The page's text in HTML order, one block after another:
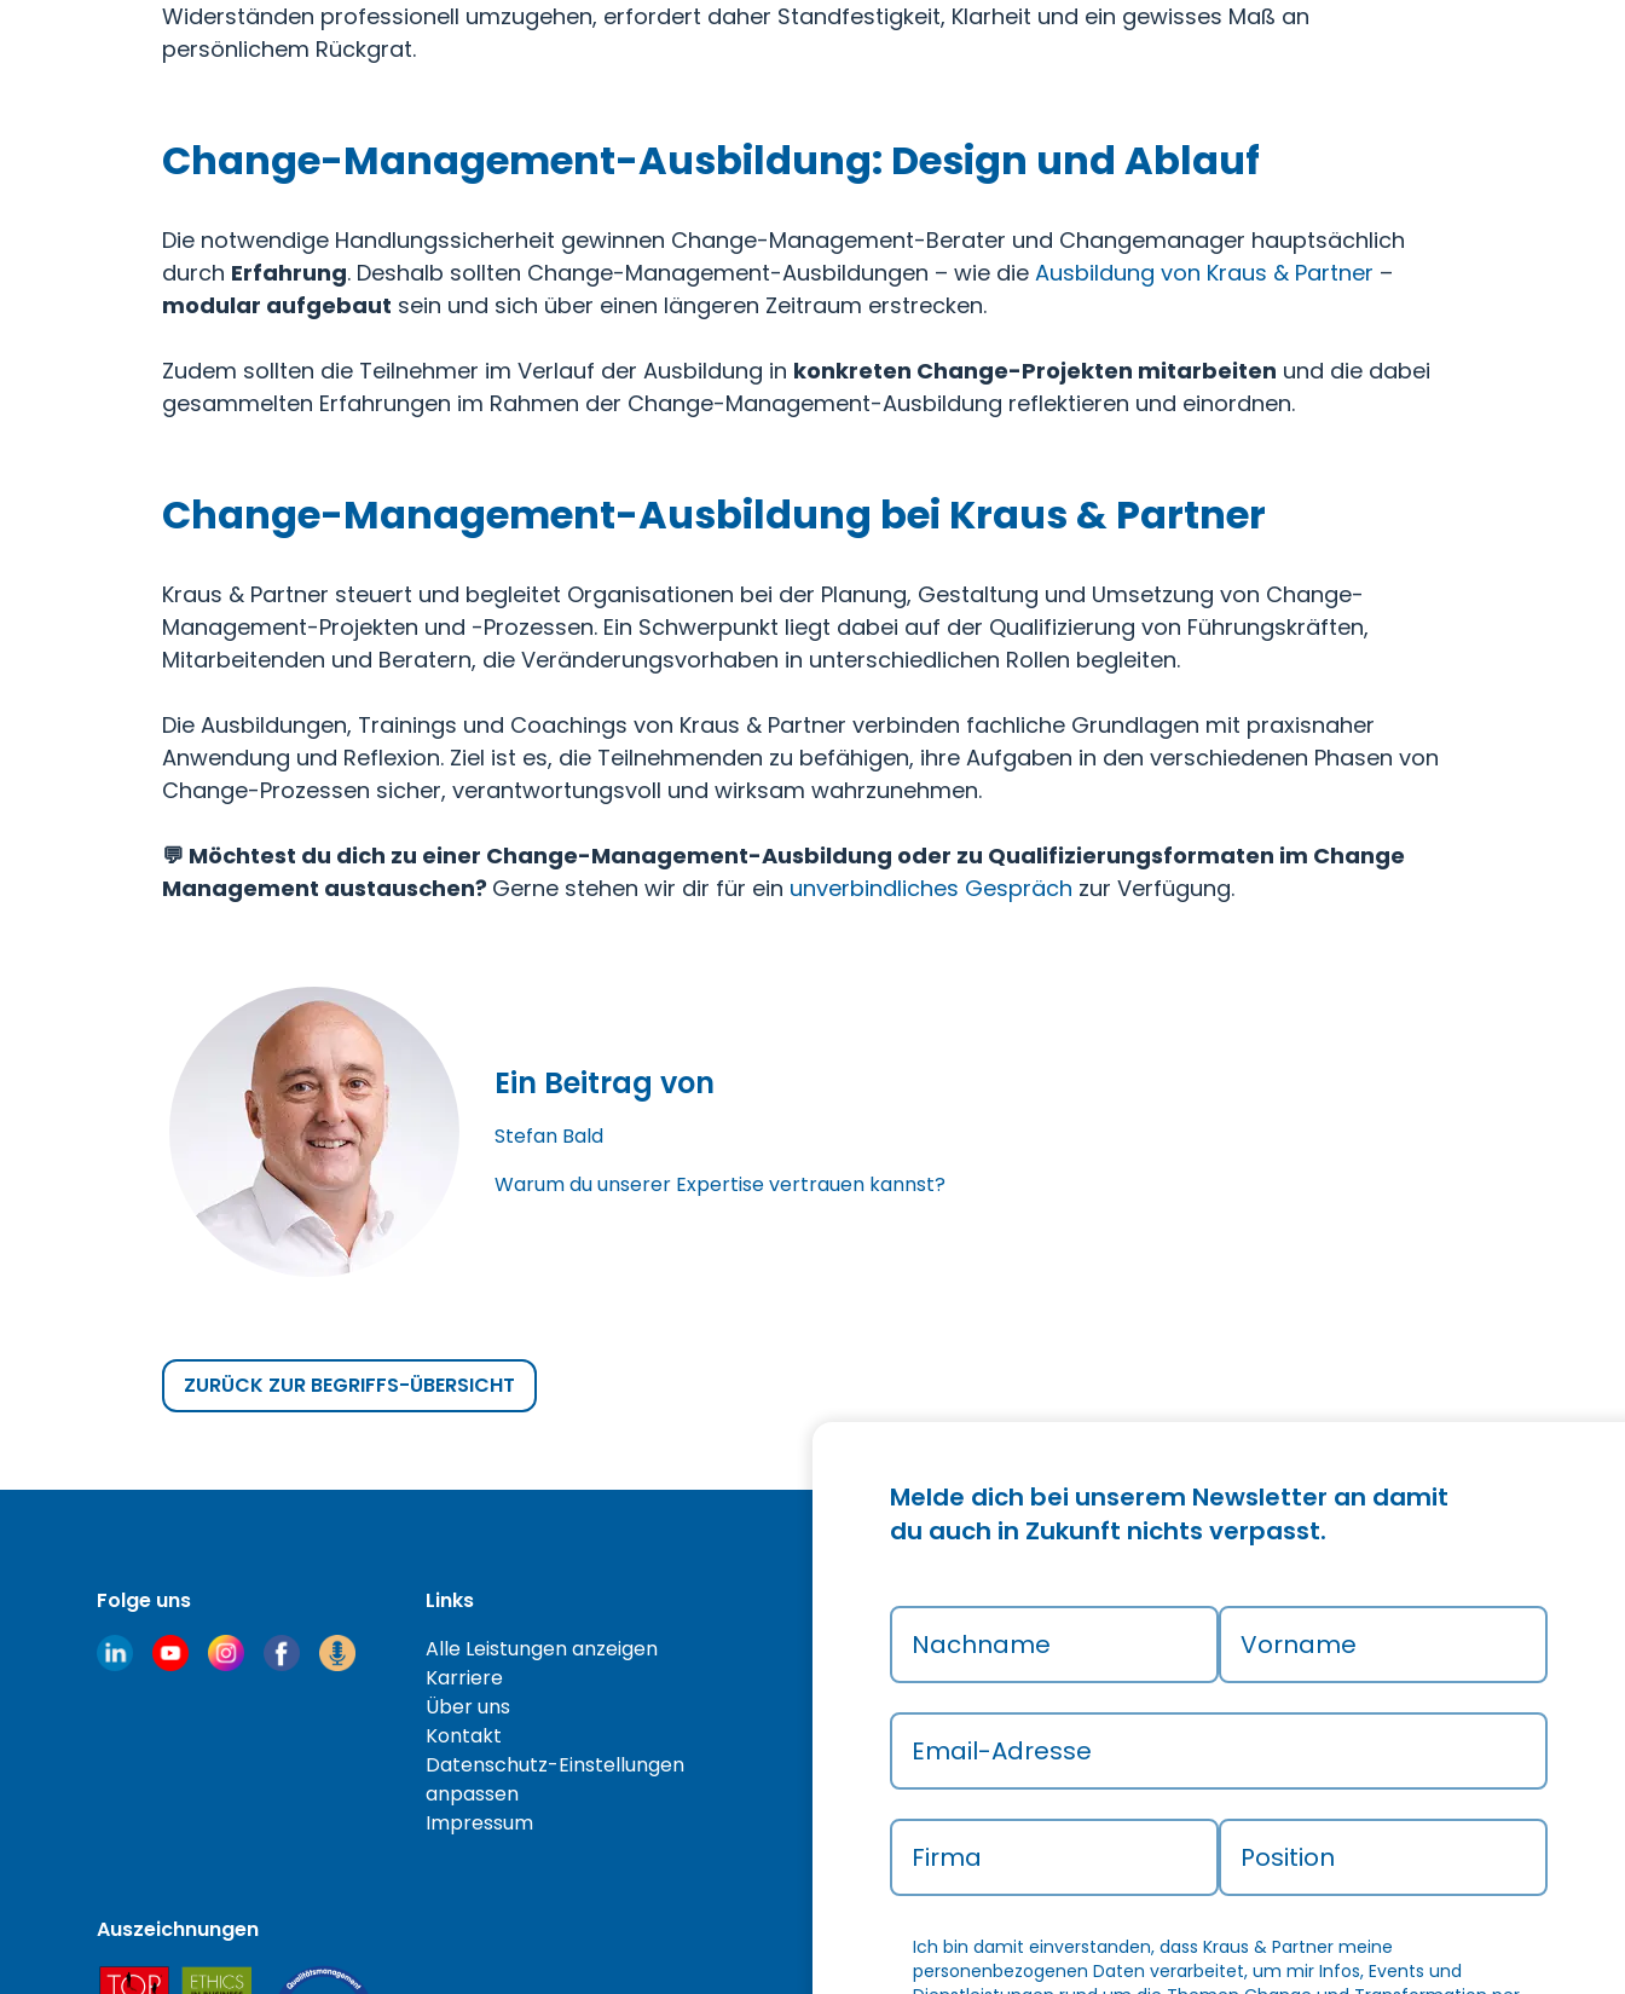
Widerständen professionell umzugehen, erfordert daher Standfestigkeit, Klarheit und ein gewisses Maß an
persönlichem Rückgrat.
Change-Management-Ausbildung: Design und Ablauf
Die notwendige Handlungssicherheit gewinnen Change-Management-Berater und Changemanager hauptsächlich
durch Erfahrung. Deshalb sollten Change-Management-Ausbildungen – wie dieAusbildung von Kraus & Partner –
modular aufgebaut sein und sich über einen längeren Zeitraum erstrecken.
Zudem sollten die Teilnehmer im Verlauf der Ausbildung in konkreten Change-Projekten mitarbeiten und die dabei
gesammelten Erfahrungen im Rahmen der Change-Management-Ausbildung reflektieren und einordnen.
Change-Management-Ausbildung bei Kraus & Partner
Kraus & Partner steuert und begleitet Organisationen bei der Planung, Gestaltung und Umsetzung von Change-
Management-Projekten und -Prozessen. Ein Schwerpunkt liegt dabei auf der Qualifizierung von Führungskräften,
Mitarbeitenden und Beratern, die Veränderungsvorhaben in unterschiedlichen Rollen begleiten.
Die Ausbildungen, Trainings und Coachings von Kraus & Partner verbinden fachliche Grundlagen mit praxisnaher
Anwendung und Reflexion. Ziel ist es, die Teilnehmenden zu befähigen, ihre Aufgaben in den verschiedenen Phasen von
Change-Prozessen sicher, verantwortungsvoll und wirksam wahrzunehmen.
💬 Möchtest du dich zu einer Change-Management-Ausbildung oder zu Qualifizierungsformaten im Change
Management austauschen? Gerne stehen wir dir für ein unverbindliches Gespräch zur Verfügung.
Ein Beitrag von
Stefan Bald
Warum du unserer Expertise vertrauen kannst?
ZURÜCK ZUR BEGRIFFS-ÜBERSICHT
Folge uns
Links
Alle Leistungen anzeigen
Karriere
Über uns
Kontakt
Datenschutz-Einstellungen
anpassen
Impressum
Auszeichnungen
Melde dich bei unserem Newsletter an damit
du auch in Zukunft nichts verpasst.
Nachname Vorname
Email-Adresse
Firma Position
Ich bin damit einverstanden, dass Kraus & Partner meine
personenbezogenen Daten verarbeitet, um mir Infos, Events und